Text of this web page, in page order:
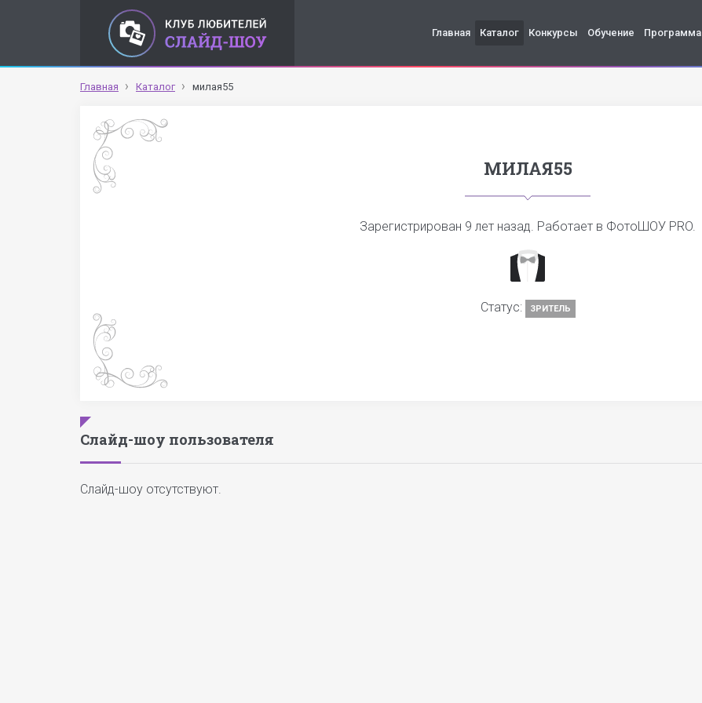
Главная Каталог Конкурсы Обучение Программа
Главная Каталог милая55
МИЛАЯ55
Зарегистрирован 9 лет назад. Работает в ФотоШОУ PRO.
Статус: ЗРИТЕЛЬ
Слайд-шоу пользователя
Слайд-шоу отсутствуют.